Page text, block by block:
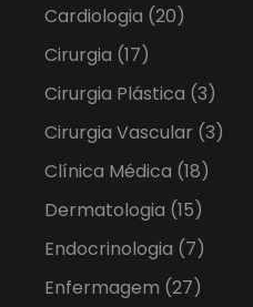
Cardiologia (20)
Cirurgia (17)
Cirurgia Plástica (3)
Cirurgia Vascular (3)
Clínica Médica (18)
Dermatologia (15)
Endocrinologia (7)
Enfermagem (27)